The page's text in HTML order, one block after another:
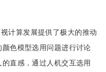
计算发展提供了极大的推动
色模型选用问题进行讨论
直感，通过人机交互选用